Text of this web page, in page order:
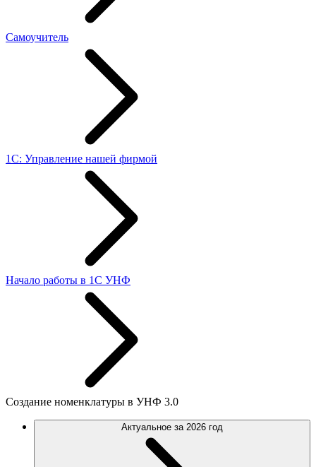
Самоучитель
1С: Управление нашей фирмой
Начало работы в 1С УНФ
Создание номенклатуры в УНФ 3.0
Актуальное за 2026 год